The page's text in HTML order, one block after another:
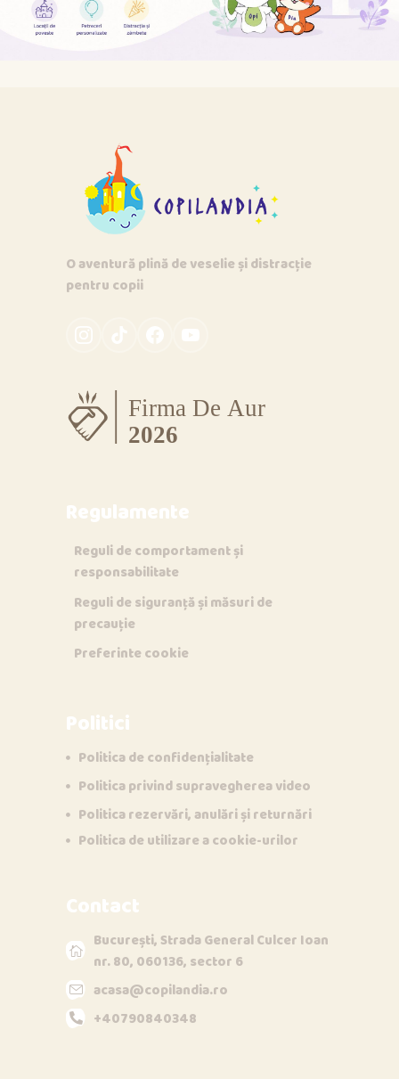
O aventură plină de veselie și distracție
pentru copii
Regulamente
Reguli de comportament și
responsabilitate
Reguli de siguranță și măsuri de
precauție
Preferinte cookie
Politici
Politica de confidențialitate
Politica privind supravegherea video
Politica rezervări, anulări și returnări
Politica de utilizare a cookie-urilor
Contact
București, Strada General Culcer Ioan
nr. 80, 060136, sector 6
acasa@copilandia.ro
+40790840348